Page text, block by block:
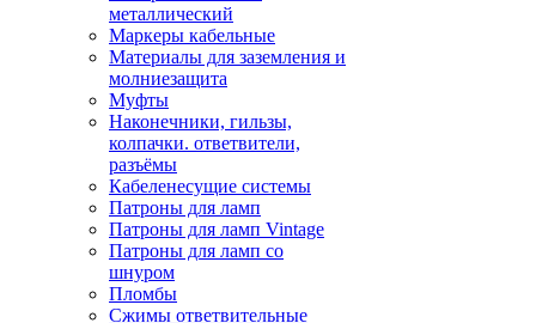
металлический
Маркеры кабельные
Материалы для заземления и
молниезащита
Муфты
Наконечники, гильзы,
колпачки. ответвители,
разъёмы
Кабеленесущие системы
Патроны для ламп
Патроны для ламп Vintage
Патроны для ламп со
шнуром
Пломбы
Сжимы ответвительные